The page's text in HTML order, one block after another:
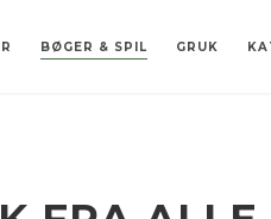
BØGER & SPIL GRUK